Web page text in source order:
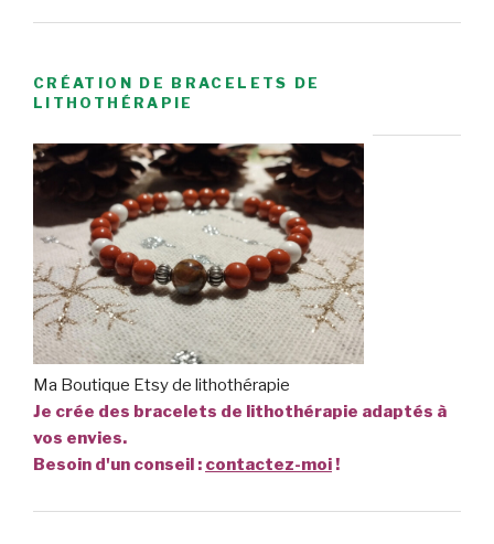
CRÉATION DE BRACELETS DE
LITHOTHÉRAPIE
Ma Boutique Etsy de lithothérapie
Je crée des bracelets de lithothérapie adaptés à
vos envies.
Besoin d'un conseil : contactez-moi!